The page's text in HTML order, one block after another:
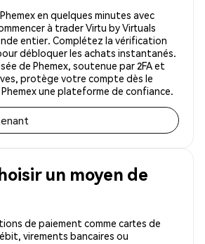
en quelques minutes avec
à trader Virtu by Virtuals
entier. Complétez la vérification
débloquer les achats instantanés.
de Phemex, soutenue par 2FA et
protège votre compte dès le
une plateforme de confiance.
un moyen de
de paiement comme cartes de
virements bancaires ou